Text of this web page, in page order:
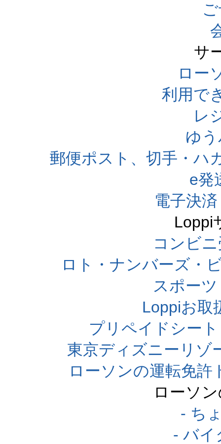
サ
ロー
利用で
レ
ゆ
郵便ポスト、切手・ハ
e発
電子決
Loppi
コンビ
ロト・ナンバーズ・
スポー
Loppiお取
プリペイドシー
東京ディズニーリゾ
ローソンの運転免
ローソ
- ち
- バイ